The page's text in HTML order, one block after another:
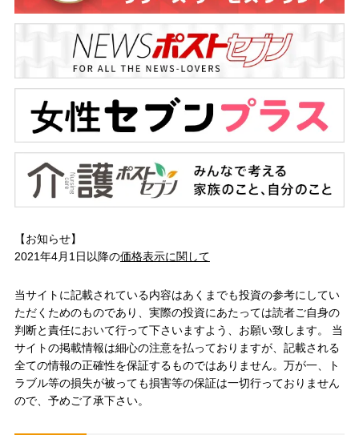
【お知らせ】
2021年4月1日以降の価格表示に関して
当サイトに記載されている内容はあくまでも投資の参考にしてい
ただくためのものであり、実際の投資にあたっては読者ご自身の
判断と責任において行って下さいますよう、お願い致します。 当
サイトの掲載情報は細心の注意を払っておりますが、記載される
全ての情報の正確性を保証するものではありません。万が一、ト
ラブル等の損失が被っても損害等の保証は一切行っておりません
ので、予めご了承下さい。